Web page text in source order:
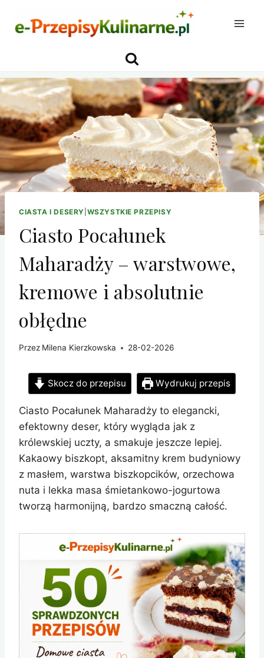
CIASTA I DESERY WSZYSTKIE PRZEPISY
Ciasto Pocałunek
Maharadży – warstwowe,
kremowe i absolutnie
obłędne
Przez Milena Kierzkowska 28-02-2026
Skocz do przepisu Wydrukuj przepis
Ciasto Pocałunek Maharadży to elegancki,
efektowny deser, który wygląda jak z
królewskiej uczty, a smakuje jeszcze lepiej.
Kakaowy biszkopt, aksamitny krem budyniowy
z masłem, warstwa biszkopcików, orzechowa
nuta i lekka masa śmietankowo-jogurtowa
tworzą harmonijną, bardzo smaczną całość.